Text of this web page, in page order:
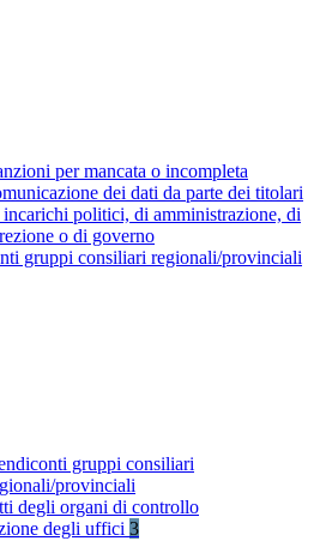
per mancata o incompleta
dei dati da parte dei titolari
politici, di amministrazione, di
o di governo
gruppi consiliari regionali/provinciali
gruppi consiliari
provinciali
degli organi di controllo
degli uffici 3